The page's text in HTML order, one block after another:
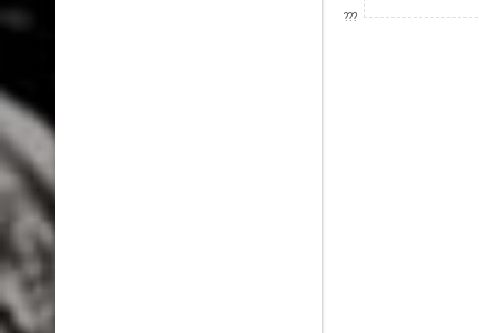
???